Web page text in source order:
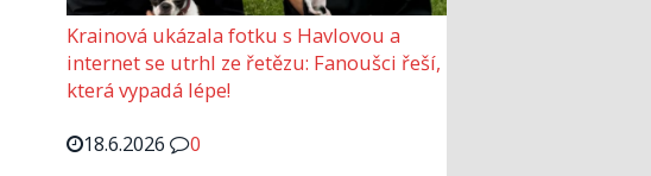
Krainová ukázala fotku s Havlovou a
internet se utrhl ze řetězu: Fanoušci řeší,
která vypadá lépe!
18.6.2026
0